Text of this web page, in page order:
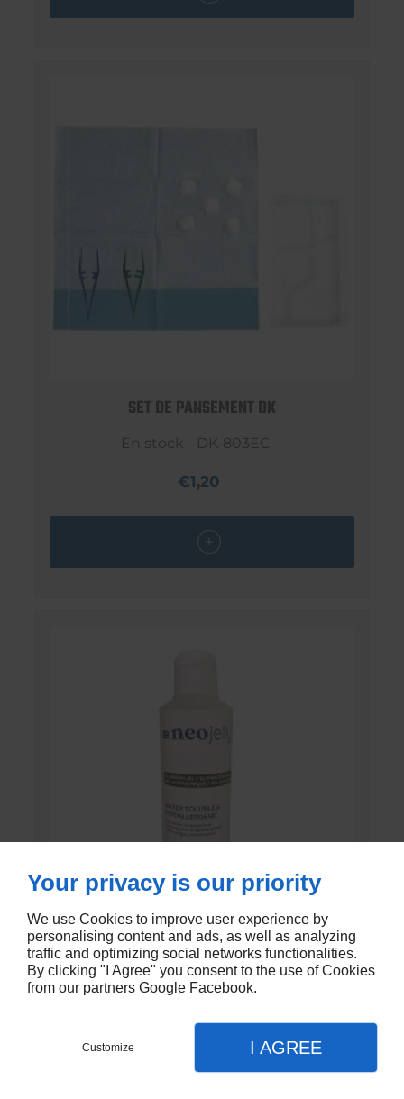
SET DE PANSEMENT DK
En stock - DK-803EC
€1,20
GEL DE CONTACT UNI’GEL
En stock
€1,35
Your privacy is our priority
We use Cookies to improve user experience by
personalising content and ads, as well as analyzing
traffic and optimizing social networks functionalities.
By clicking "I Agree" you consent to the use of Cookies
from our partners Google Facebook.
Customize I AGREE